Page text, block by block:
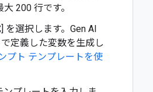
200 行です。
] を選択します。Gen AI
定義した変数を生成し
プト テンプレートを使